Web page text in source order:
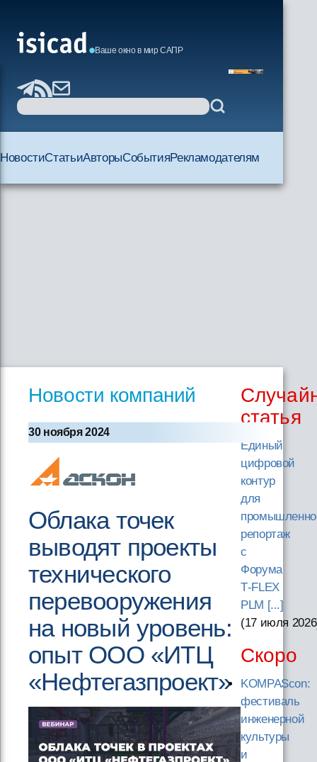
Ваше окно в мир САПР
НовостиСтатьиАвторыСобытияРекламодателям
Новости компаний
30 ноября 2024
Облака точек
выводят проекты
технического
перевооружения
на новый уровень:
опыт ООО «ИТЦ
«Нефтегазпроект»
статья
Единый
цифровой
контур
для
репортаж
с
Форума
T‑FLEX
PLM [...]
(17 июля 2026
Скоро
KOMPAScon:
фестиваль
инженерной
культуры
и